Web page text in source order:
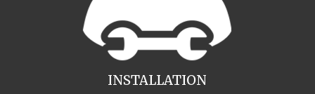
INSTALLATION